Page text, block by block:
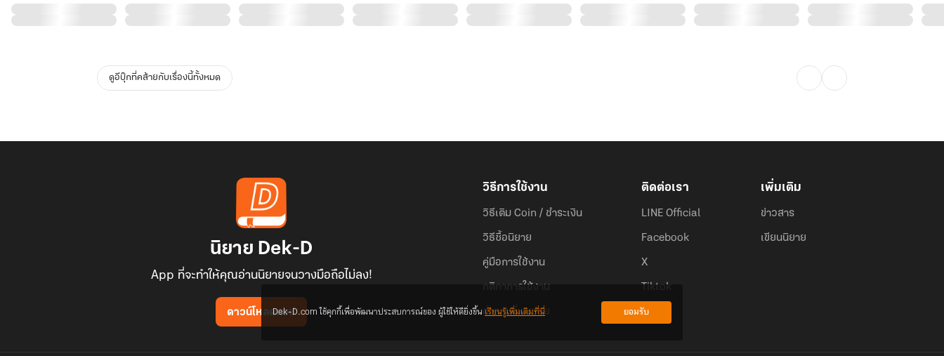
ดูอีบุ๊กที่คล้ายกับเรื่องนี้ทั้งหมด
นิยาย Dek-D
App ที่จะทำให้คุณอ่านนิยายจนวางมือถือไม่ลง!
ดาวน์โหลดแอป
วิธีการใช้งาน
วิธีเติม Coin / ชำระเงิน
วิธีซื้อนิยาย
คู่มือการใช้งาน
กติกาการใช้งาน
คำถามที่พบบ่อย
ติดต่อเรา
LINE Official
Facebook
X
Tiktok
เพิ่มเติม
ข่าวสาร
เขียนนิยาย
Dek-D.com ใช้คุกกี้เพื่อพัฒนาประสบการณ์ของ ผู้ใช้ให้ดียิ่งขึ้นเรียนรู้เพิ่มเติมที่นี่ ยอมรับ